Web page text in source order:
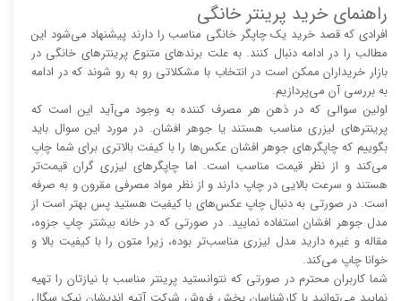
راهنمای خرید پرینتر خانگی
افرادی که قصد خرید یک چاپگر خانگی مناسب را دارند پیشنهاد می‌شود این
مطالب را در ادامه دنبال کنند. به علت برند‌های متنوع پرینتر‌های خانگی در
بازار خریداران ممکن است در انتخاب با مشکلاتی رو به رو شوند که در ادامه
به بررسی آن می‌پردازیم.
اولین سوالی که در ذهن هر مصرف کننده به وجود می‌آید این است که
پرینتر‌های لیزری مناسب هستند یا جوهر افشان. در مورد این سوال باید
بگوییم که چاپگر‌های جوهر افشان عکس‌ها را با کیفت بالا‌‌‌تری برای شما چاپ
می‌کند و از نظر قیمت مناسب است. اما چاپگر‌های لیزری گران قیمت‌تر
هستند و سرعت بالایی در چاپ دارند و از نظر مواد مصرفی مقرون و به صرفه
است. در صورتی به دنبال چاپ عکس‌های با کیفیت هستید پس بهتر است از
مدل جوهر افشان استفاده نمایید. در صورتی که در خانه بیشتر چاپ جزوه،
مقاله و غیره دارید مدل لیزری مناسب‌تر بوده، زیرا متون را با کیفیت بالا و
خوانا چاپ می‌کند.
شما کاربران محترم در صورتی که نتوانستید پرینتر مناسب با نیازتان را تهیه